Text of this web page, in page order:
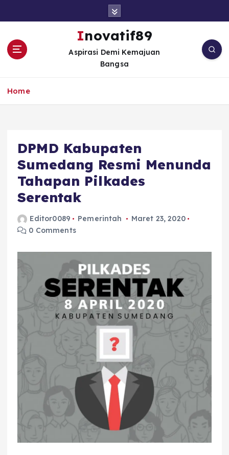
Inovatif89
Aspirasi Demi Kemajuan
Bangsa
Home
DPMD Kabupaten
Sumedang Resmi Menunda
Tahapan Pilkades
Serentak
Editor0089 Pemerintah
Maret 23, 2020
0 Comments